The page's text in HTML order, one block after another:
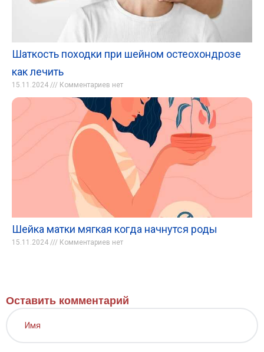
Шаткость походки при шейном остеохондрозе
как лечить
15.11.2024 Комментариев нет
Шейка матки мягкая когда начнутся роды
15.11.2024 Комментариев нет
Оставить комментарий